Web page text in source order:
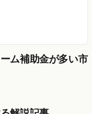
ム補助金が多い市